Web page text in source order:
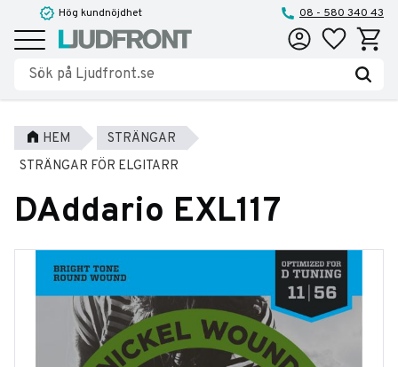
Meny
Hög kundnöjdhet 08 - 580 340 43
Favoriter
HEM
STRÄNGAR
STRÄNGAR FÖR ELGITARR
DAddario EXL117